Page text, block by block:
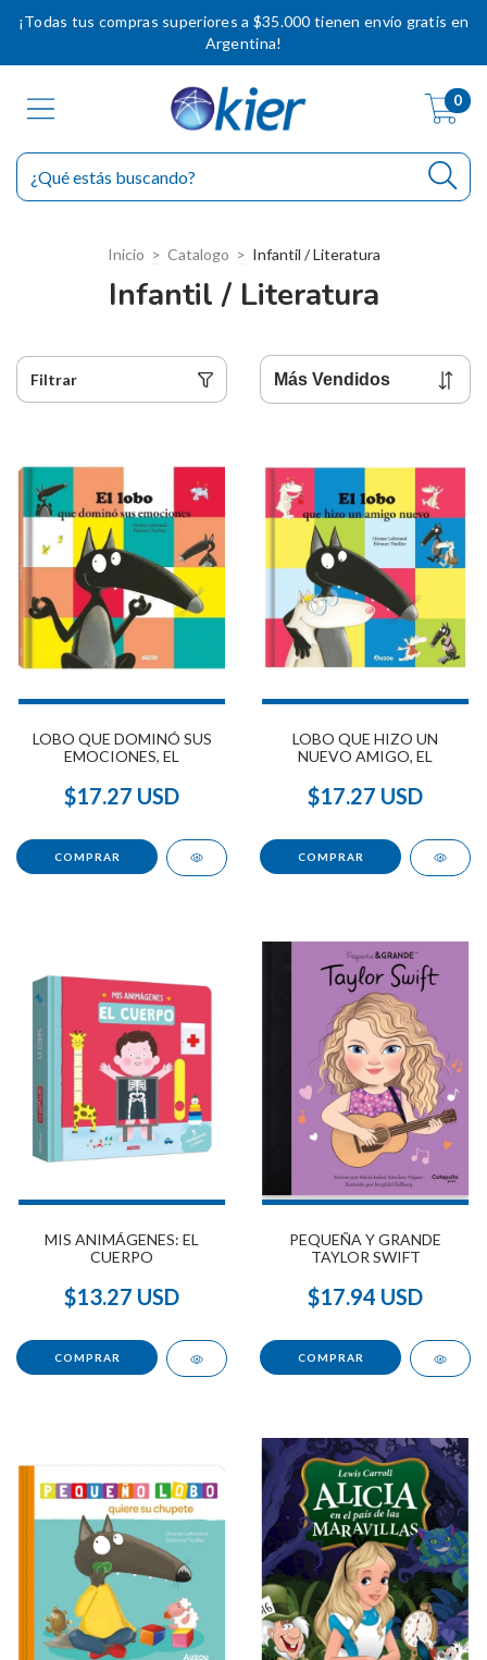
¡Todas tus compras superiores a $35.000 tienen envío gratis en
Argentina!
0
Inicio > Catalogo > Infantil / Literatura
Infantil / Literatura
Filtrar
LOBO QUE DOMINÓ SUS
EMOCIONES, EL
$17.27 USD
LOBO QUE HIZO UN
NUEVO AMIGO, EL
$17.27 USD
MIS ANIMÁGENES: EL
CUERPO
$13.27 USD
PEQUEÑA Y GRANDE
TAYLOR SWIFT
$17.94 USD